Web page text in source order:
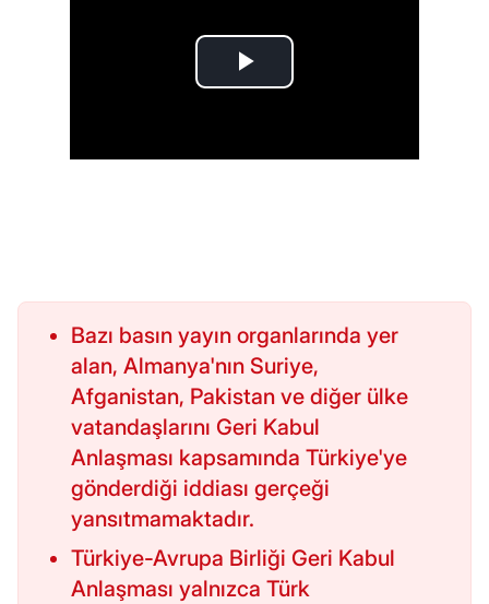
Bazı basın yayın organlarında yer
alan, Almanya'nın Suriye,
Afganistan, Pakistan ve diğer ülke
vatandaşlarını Geri Kabul
Anlaşması kapsamında Türkiye'ye
gönderdiği iddiası gerçeği
yansıtmamaktadır.
Türkiye-Avrupa Birliği Geri Kabul
Anlaşması yalnızca Türk